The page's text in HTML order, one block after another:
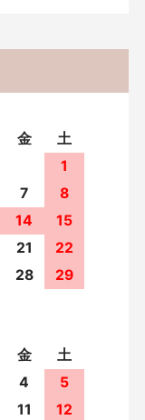
金
土
1
7
8
14
15
21
22
28
29
金
土
4
5
11
12